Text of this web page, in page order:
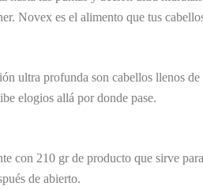
Novex es el alimento que tus
ultra profunda son cabellos llenos
elogios allá por donde pase.
con 210 gr de producto que sirve
de abierto.